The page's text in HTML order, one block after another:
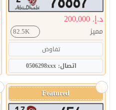
د.إ. 200,000
مميز 82.5K
تفاوض
اتصال: 0506298xxx
Featured